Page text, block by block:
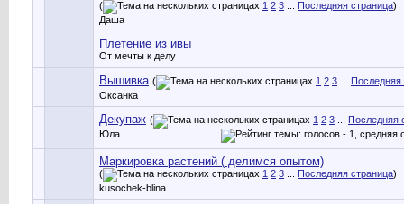
( 1 2 3 Последняя страница)
Даша
Плетение из ивы
От мечты к делу
Вышивка ( 1 2 3
Последняя
Оксанка
Декупаж ( 1 2 3
Последняя
Юла
Маркировка растений ( делимся опытом)
( 1 2 3 Последняя страница)
kusochek-blina